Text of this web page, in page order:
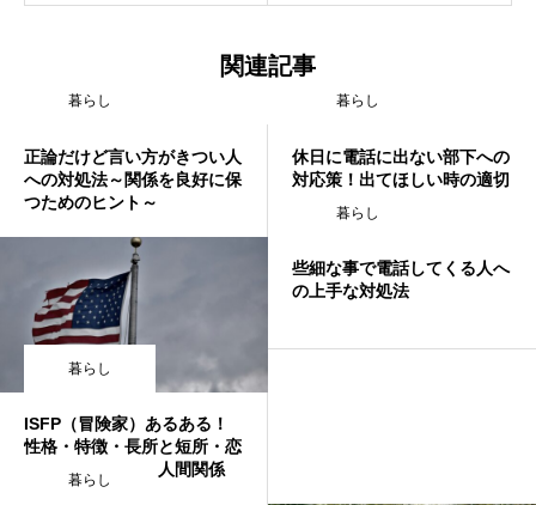
関連記事
暮らし
正論だけど言い方がきつい人
への対処法～関係を良好に保
つためのヒント～
暮らし
休日に電話に出ない部下への
対応策！出てほしい時の適切
な伝え方を解説
暮らし
ISFP（冒険家）あるある！
性格・特徴・長所と短所・恋
愛・友情・仕事・人間関係
暮らし
些細な事で電話してくる人へ
の上手な対処法
暮らし